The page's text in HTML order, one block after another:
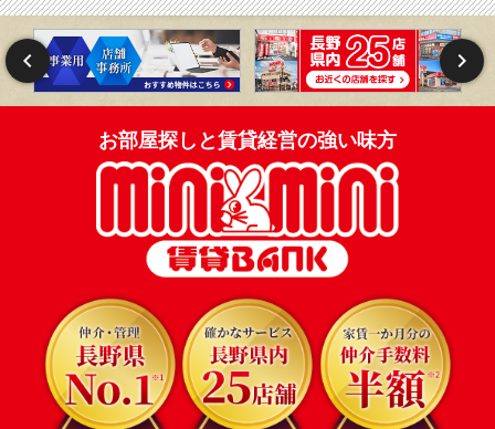
お部屋探しと賃貸経営の強い味方